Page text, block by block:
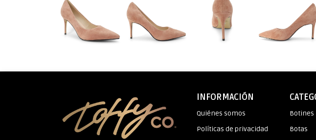
INFORMACIÓN
Quiénes somos
Políticas de privacidad
Botines
Botas